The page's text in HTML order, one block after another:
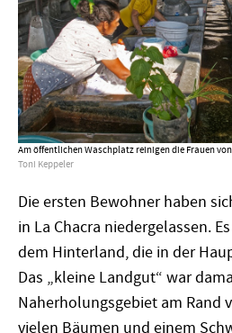
Am öffentlichen Waschplatz reinigen die Frauen
Toni Keppeler
Die ersten Bewohner haben
in La Chacra niedergelassen.
dem Hinterland, die in der
Das „kleine Landgut“ war
Naherholungsgebiet am Rand
vielen Bäumen und einem